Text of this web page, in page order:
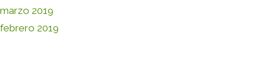
marzo 2019
febrero 2019